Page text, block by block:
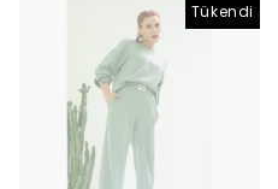
Tükendi